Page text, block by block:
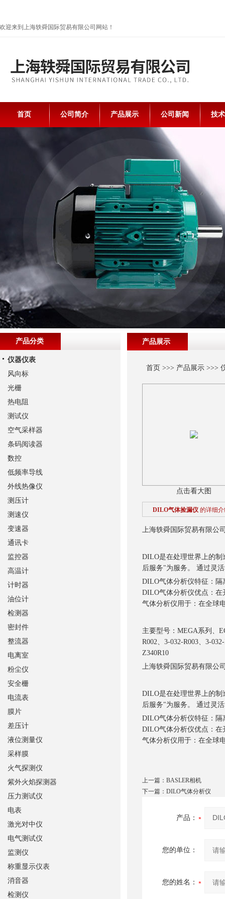
欢迎来到上海轶舜国际贸易有限公司网站！
首页 公司简介 产品展示 公司新闻 技
产品展示
首页 >>> 产品展示>>>
点击看大图
DILO气体捡漏仪 的详细
上海轶舜国际贸易有限公
DILO是在处理世界上的制
后服务"为服务。 通过灵
DILO气体分析仪特征：隔
DILO气体分析仪优点：
气体分析仪用于：在全球
主要型号：MEGA系列、
R002、3-032-R003、3-
Z340R10
上海轶舜国际贸易有限公
DILO是在处理世界上的制
后服务"为服务。 通过灵
DILO气体分析仪特征：隔
DILO气体分析仪优点：
气体分析仪用于：在全球
上一篇： BASLER相机
下一篇： DILO气体分析仪
产品：
您的单位：
您的姓名：
产品分类
仪器仪表
风向标
光栅
热电阻
测试仪
空气采样器
条码阅读器
数控
低频率导线
外线热像仪
测压计
测速仪
变速器
通讯卡
监控器
高温计
计时器
油位计
检测器
密封件
整流器
电离室
粉尘仪
安全栅
电流表
膜片
差压计
液位测量仪
采样膜
火气探测仪
紫外火焰探测器
压力测试仪
电表
激光对中仪
电气测试仪
监测仪
称重显示仪表
消音器
检测仪